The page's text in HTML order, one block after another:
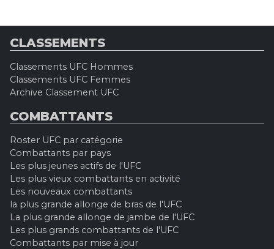
CLASSEMENTS
Classements UFC Hommes
Classements UFC Femmes
Archive Classement UFC
COMBATTANTS
Roster UFC par catégorie
Combattants par pays
Les plus jeunes actifs de l'UFC
Les plus vieux combattants en activité
Les nouveaux combattants
la plus grande allonge de bras de l'UFC
La plus grande allonge de jambe de l'UFC
Les plus grands combattants de l'UFC
Combattants par mise à jour